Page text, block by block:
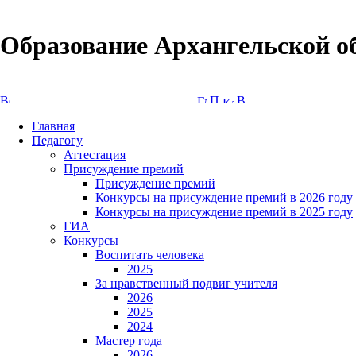
Образование Архангельской
Главная
Педагогу
Аттестация
Присуждение премий
Присуждение премий
Конкурсы на присуждение премий в 2026 году
Конкурсы на присуждение премий в 2025 году
ГИА
Конкурсы
Воспитать человека
2025
За нравственный подвиг учителя
2026
2025
2024
Мастер года